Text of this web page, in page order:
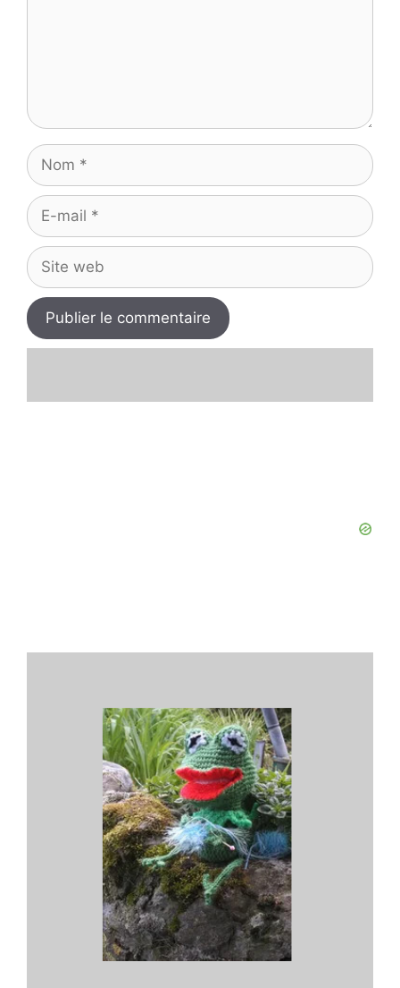
Nom
E-
mail
Site
web